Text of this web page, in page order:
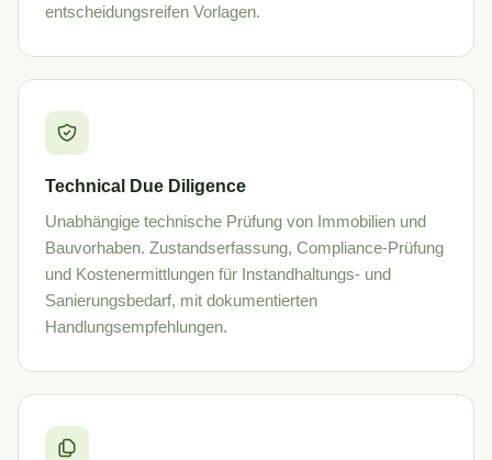
entscheidungsreifen Vorlagen.
Technical Due Diligence
Unabhängige technische Prüfung von Immobilien und
Bauvorhaben. Zustandserfassung, Compliance-Prüfung
und Kostenermittlungen für Instandhaltungs- und
Sanierungsbedarf, mit dokumentierten
Handlungsempfehlungen.